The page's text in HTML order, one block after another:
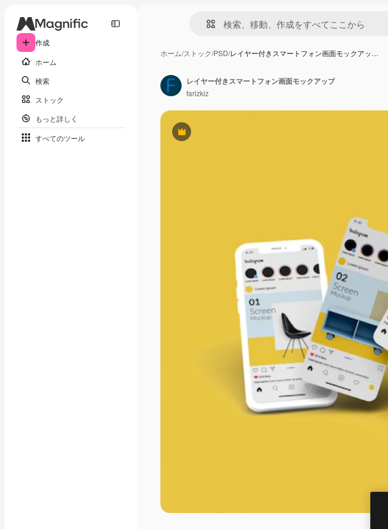
作成
ホーム
検索
ストック
もっと詳しく
すべてのツール
ホーム/ストック/PSD/レイヤー付きスマートフォン画面モックアッ…
Premium
レイヤー付きスマートフォン画面モックアップ
farizkiz